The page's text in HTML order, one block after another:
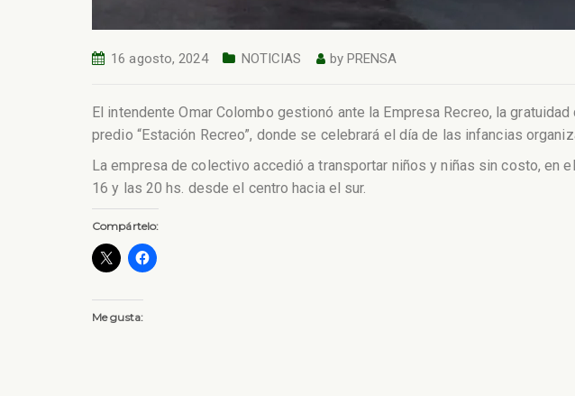
16 agosto, 2024 NOTICIAS by PRENSA
El intendente Omar Colombo gestionó ante la Empresa Recreo, la
predio “Estación Recreo”, donde se celebrará el día de las infancias
La empresa de colectivo accedió a transportar niños y niñas sin costo, en
16 y las 20 hs. desde el centro hacia el sur.
Compártelo:
Me gusta: